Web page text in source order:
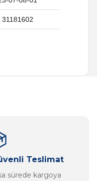
31181602
Teslimat
sürede kargoya